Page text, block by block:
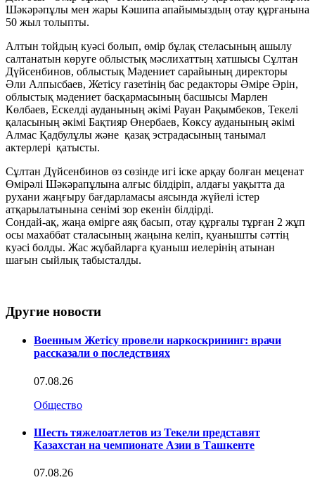
Шәкәрәпұлы мен жары Кәшипа апайымыздың отау құрғанына
50 жыл толыпты.
Алтын тойдың куәсі болып, өмір бұлақ стеласының ашылу
салтанатын көруге облыстық мәслихаттың хатшысы Сұлтан
Дүйсенбинов, облыстық Мәдениет сарайының директоры
Әли Алпысбаев, Жетісу газетінің бас редакторы Әміре Әрін,
облыстық мәдениет басқармасының басшысы Марлен
Көлбаев, Ескелді ауданының әкімі Рауан Рақымбеков, Текелі
қаласының әкімі Бақтияр Өнербаев, Көксу ауданының әкімі
Алмас Қадбулұлы және ​ қазақ эстрадасының танымал
актерлері ​ қатысты.
Сұлтан Дүйсенбинов өз сөзінде игі іске арқау болған меценат
Өмірәлі Шәкәрапұлына алғыс білдіріп, алдағы уақытта да
рухани жаңғыру бағдарламасы аясында жүйелі істер
атқарылатынына сенімі зор екенін білдірді.
Сондай-ақ, жаңа өмірге аяқ басып, отау құрғалы тұрған 2 жұп
осы махаббат сталасының жаңына келіп, қуанышты сәттің
куәсі болды. Жас жұбайларға қуаныш иелерінің атынан
шағын сыйлық табысталды.
Другие новости
Военным Жетісу провели наркоскрининг: врачи
рассказали о последствиях
07.08.26
Общество
Шесть тяжелоатлетов из Текели представят
Казахстан на чемпионате Азии в Ташкенте
07.08.26